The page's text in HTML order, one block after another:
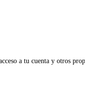
a tu cuenta y otros